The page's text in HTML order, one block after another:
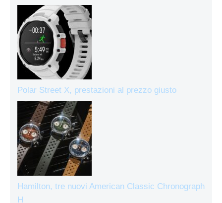
Polar Street X, prestazioni al prezzo giusto
Hamilton, tre nuovi American Classic Chronograph
H